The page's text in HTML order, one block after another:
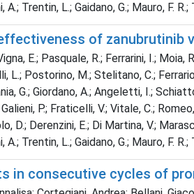
A.; Trentin, L.; Gaidano, G.; Mauro, F.
of zanubrutinib
E.; Pasquale, R.; Ferrarini, I.;
L.; Postorino, M.; Stelitano, C.;
G.; Giordano, A.; Angeletti, I.;
P.; Fraticelli, V.; Vitale, C.;
D.; Derenzini, E.; Di Martina, V.;
A.; Trentin, L.; Gaidano, G.; Mauro, F.
in consecutive cycles of